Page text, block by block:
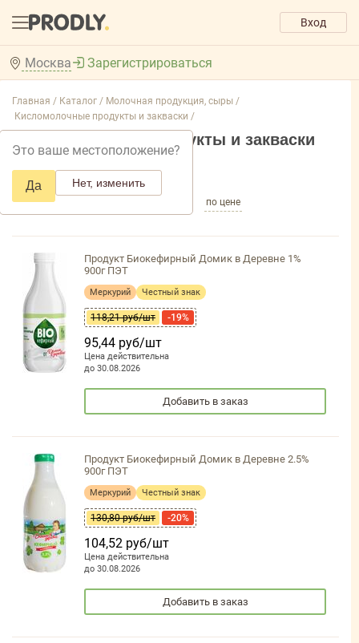
Вход
Москва
Это ваше местоположение?
Да Нет, изменить
Зарегистрироваться
Главная / Каталог / Молочная продукция, сыры /
Кисломолочные продукты и закваски /
Кисломолочные продукты и закваски
Добавить фильтр товаров
по популярности по цене
Продукт Биокефирный Домик в Деревне 1%
900г ПЭТ
Меркурий Честный знак
118,21 руб/шт -19%
95,44 руб/шт
Цена действительна
до 30.08.2026
Добавить в заказ
Продукт Биокефирный Домик в Деревне 2.5%
900г ПЭТ
Меркурий Честный знак
130,80 руб/шт -20%
104,52 руб/шт
Цена действительна
до 30.08.2026
Добавить в заказ